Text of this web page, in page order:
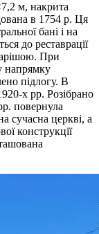
м, накрита
в 1754 р. Ця
бані і на
до реставрації
При
напрямку
підлогу. В
х рр. Розібрано
повернула
сучасна церкві, а
конструкції